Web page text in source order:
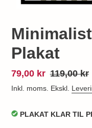
Plakat
Udsalgspris
79,00 kr Normalpris
119,00 kr
Inkl. moms. Ekskl.
PLAKAT KLAR TIL